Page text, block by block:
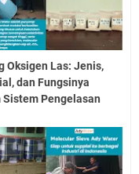
Oksigen Las: Jenis,
dan Fungsinya
Sistem Pengelasan